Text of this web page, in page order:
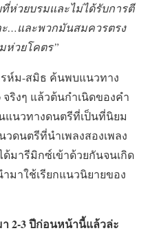
ห่วยบรมและไม่ได้รับการตี
…และพวกมันสมควรตรง
ห่วยโคตร”
ห์ม-สมิธ ค้นพบแนวทาง
ริงๆ แล้วต้นกำเนิดของคำ
แนวทางดนตรีที่เป็นที่นิยม
ดนตรีที่นำเพลงสองเพลง
มารีมิกซ์เข้าด้วยกันจนเกิด
มาใช้เรียกแนวนิยายของ
2-3 ปีก่อนหน้านี้แล้วล่ะ